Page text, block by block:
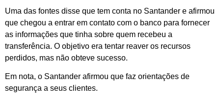
Uma das fontes disse que tem conta no Santander e afirmou
que chegou a entrar em contato com o banco para fornecer
as informações que tinha sobre quem recebeu a
transferência. O objetivo era tentar reaver os recursos
perdidos, mas não obteve sucesso.
Em nota, o Santander afirmou que faz orientações de
segurança a seus clientes.